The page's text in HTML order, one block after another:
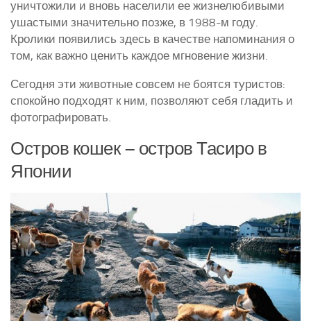
уничтожили и вновь населили ее жизнелюбивыми
ушастыми значительно позже, в 1988-м году.
Кролики появились здесь в качестве напоминания о
том, как важно ценить каждое мгновение жизни.
Сегодня эти животные совсем не боятся туристов:
спокойно подходят к ним, позволяют себя гладить и
фотографировать.
Остров кошек – остров Тасиро в
Японии